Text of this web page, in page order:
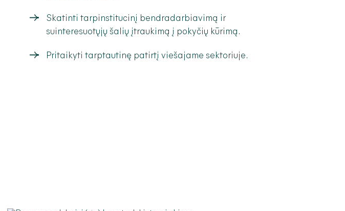
Skatinti tarpinstitucinį bendradarbiavimą ir
suinteresuotųjų šalių įtraukimą į pokyčių kūrimą.
Pritaikyti tarptautinę patirtį viešajame sektoriuje.